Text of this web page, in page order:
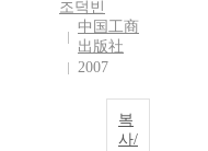
조덕빈
中国工商
出版社
2007
복
사/